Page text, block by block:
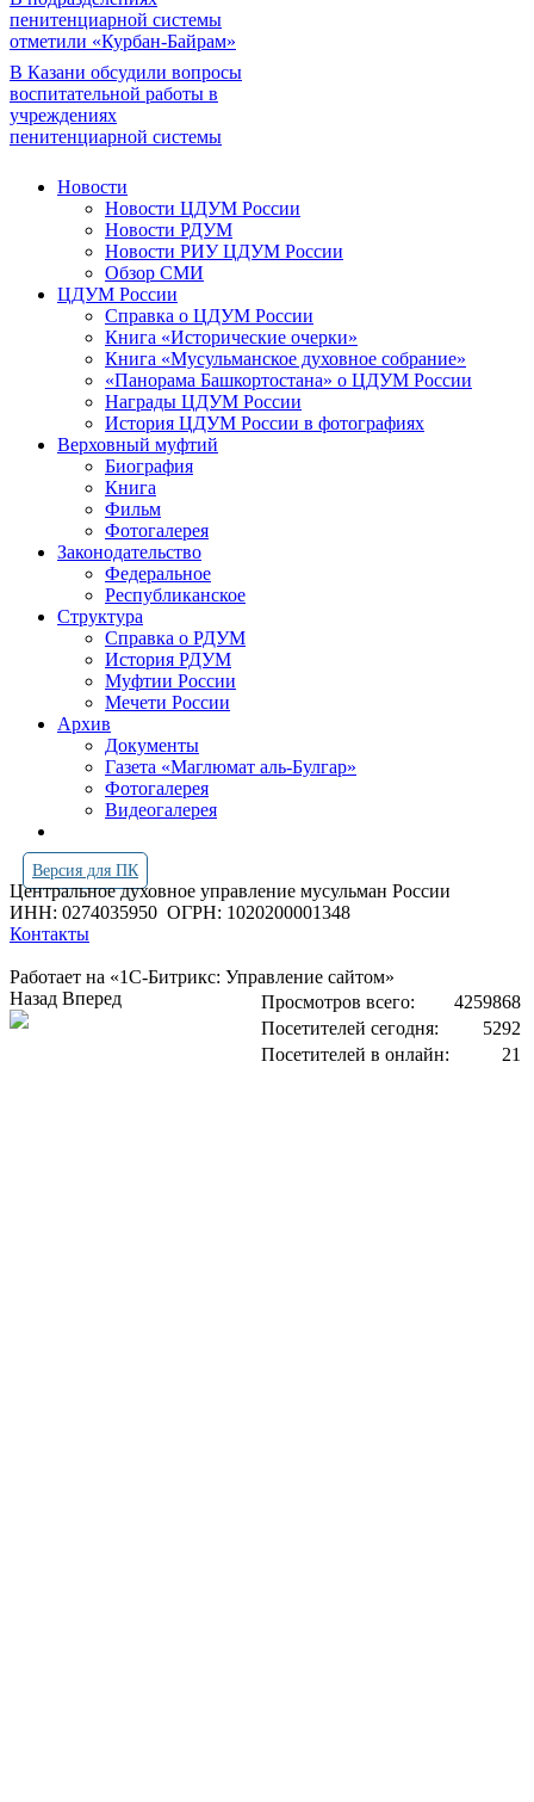
пенитенциарной системы
отметили «Курбан-Байрам»
В Казани обсудили вопросы
воспитательной работы в
учреждениях
пенитенциарной системы
Новости
Новости ЦДУМ России
Новости РДУМ
Новости РИУ ЦДУМ России
Обзор СМИ
ЦДУМ России
Справка о ЦДУМ России
Книга «Исторические очерки»
Книга «Мусульманское духовное собрание»
«Панорама Башкортостана» о ЦДУМ России
Награды ЦДУМ России
История ЦДУМ России в фотографиях
Верховный муфтий
Биография
Книга
Фильм
Фотогалерея
Законодательство
Федеральное
Республиканское
Структура
Справка о РДУМ
История РДУМ
Муфтии России
Мечети России
Архив
Документы
Газета «Маглюмат аль-Булгар»
Фотогалерея
Видеогалерея
Версия для ПК
Центральное духовное управление мусульман России
ИНН: 0274035950 ОГРН: 1020200001348
Контакты
Работает на «1С-Битрикс: Управление сайтом»
Просмотров всего:
4259868
Посетителей сегодня:
5292
Посетителей в онлайн:
21
Назад Вперед